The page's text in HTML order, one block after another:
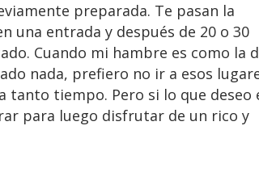
preparada. Te pasan la
una entrada y después de 20 o 30
Cuando mi hambre es como la
nada, prefiero no ir a esos
tanto tiempo. Pero si lo que deseo
para luego disfrutar de un rico y